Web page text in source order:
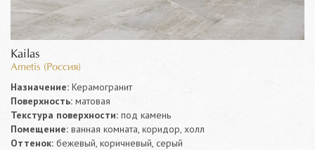
Kailas
Ametis (Россия)
Назначение: Керамогранит
Поверхность: матовая
Текстура поверхности: под камень
Помещение: ванная комната, коридор, холл
Оттенок: бежевый, коричневый, серый